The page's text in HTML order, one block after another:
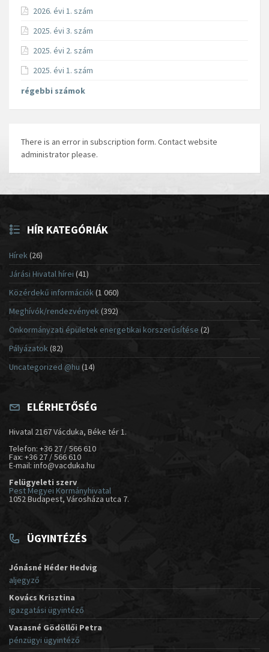
2026. évi 1. szám
2025. évi 3. szám
2025. évi 2. szám
2025. évi 1. szám
régebbi számok
There is an error in subscription form. Contact website
administrator please.
HÍR KATEGÓRIÁK
Hírek(26)
Járási Hivatal hírei (41)
Közérdekű információk(1 060)
Meghívók/rendezvények (392)
Önkormányzati épületek energetikai korszerűsítése (2)
Pályázatok (82)
Uncategorized @hu (14)
ELÉRHETŐSÉG
Hivatal 2167 Vácduka, Béke tér 1.
Telefon: +36 27 / 566 610
Fax: +36 27 / 566 610
E-mail: info@vacduka.hu
Felügyeleti szerv
Pest Megyei Kormányhivatal
1052 Budapest, Városháza utca 7.
ÜGYINTÉZÉS
Jónásné Héder Hedvig
aljegyző
Kovács Krisztina
igazgatási ügyintéző
Vasasné Gödöllői Petra
pénzügyi ügyintéző